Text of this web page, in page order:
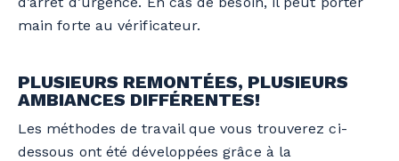
main forte au vérificateur.
PLUSIEURS REMONTÉES, PLUSIEURS
AMBIANCES DIFFÉRENTES!
Les méthodes de travail que vous trouverez ci-
dessous ont été développées grâce à la